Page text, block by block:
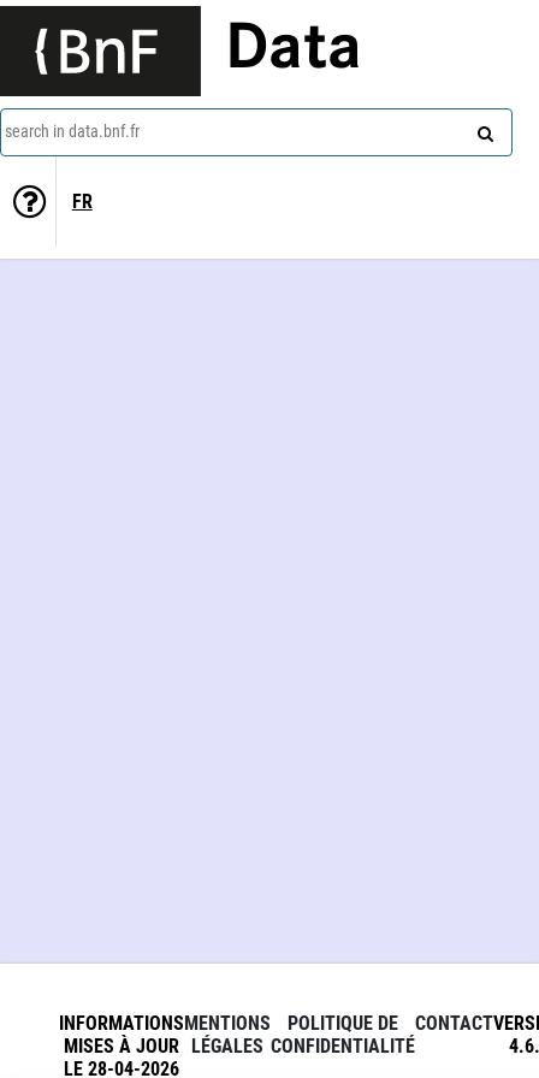
Data
search in data.bnf.fr
FR
INFORMATIONS
MISES À JOUR
LE 28-04-2026
MENTIONS
LÉGALES
POLITIQUE DE
CONFIDENTIALITÉ
CONTACT